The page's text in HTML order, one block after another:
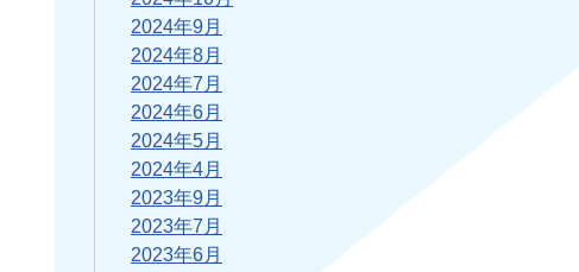
2024年9月
2024年8月
2024年7月
2024年6月
2024年5月
2024年4月
2023年9月
2023年7月
2023年6月